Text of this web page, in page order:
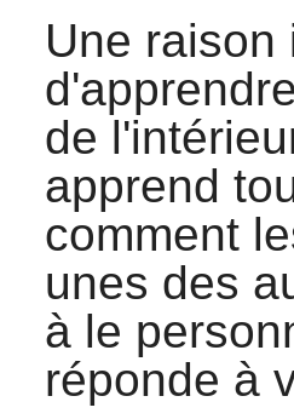
Une raison
de
apprend
comment
unes des
à le
réponde à